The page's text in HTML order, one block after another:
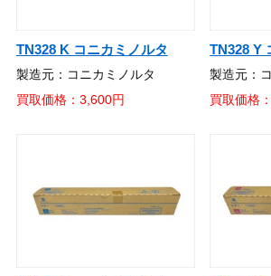
TN328 K コニカミノルタ
製造元：コニカミノルタ
買取価格：3,600円
TN328 Y
製造元：
買取価格